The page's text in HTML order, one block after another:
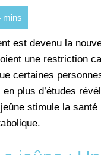
est devenu la
une restriction
certaines
plus d’études
stimule la